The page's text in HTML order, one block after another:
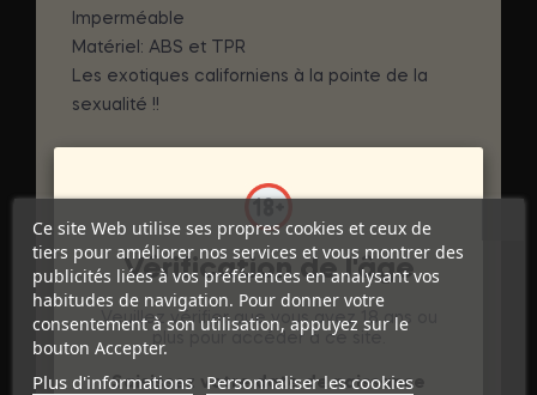
Imperméable
Matériel: ABS et TPR
Les exotiques californiens à la pointe de la
sexualité !!
Référence D-224020
Références spécifiques
Ce site Web utilise ses propres cookies et ceux de
tiers pour améliorer nos services et vous montrer des
publicités liées à vos préférences en analysant vos
habitudes de navigation. Pour donner votre
consentement à son utilisation, appuyez sur le
bouton Accepter.
Plus d'informations Personnaliser les cookies
Vérification de l'âge
Veuillez vérifier que vous avez 18 ans ou
plus pour accéder à ce site.
Saisissez votre date de naissance